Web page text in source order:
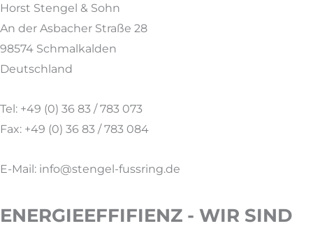
Horst Stengel & Sohn
An der Asbacher Straße 28
98574 Schmalkalden
Deutschland
Tel: +49 (0) 36 83 / 783 073
Fax: +49 (0) 36 83 / 783 084
E-Mail: info@stengel-fussring.de
ENERGIEEFFIFIENZ - WIR SIND